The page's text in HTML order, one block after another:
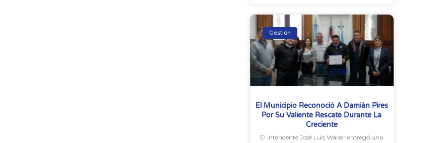
Gestión
El Municipio Reconoció A Damián Pires
Por Su Valiente Rescate Durante La
Creciente
El intendente José Luis Walser entregó una